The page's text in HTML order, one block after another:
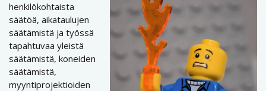
henkilökohtaista
säätöä, aikataulujen
säätämistä ja työssä
tapahtuvaa yleistä
säätämistä, koneiden
säätämistä,
myyntiprojektioiden